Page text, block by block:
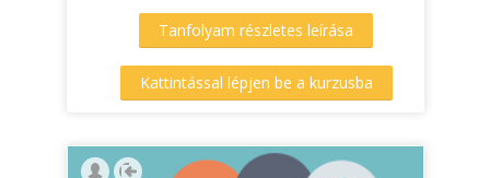
Tanfolyam részletes leírása
Kattintással lépjen be a kurzusba